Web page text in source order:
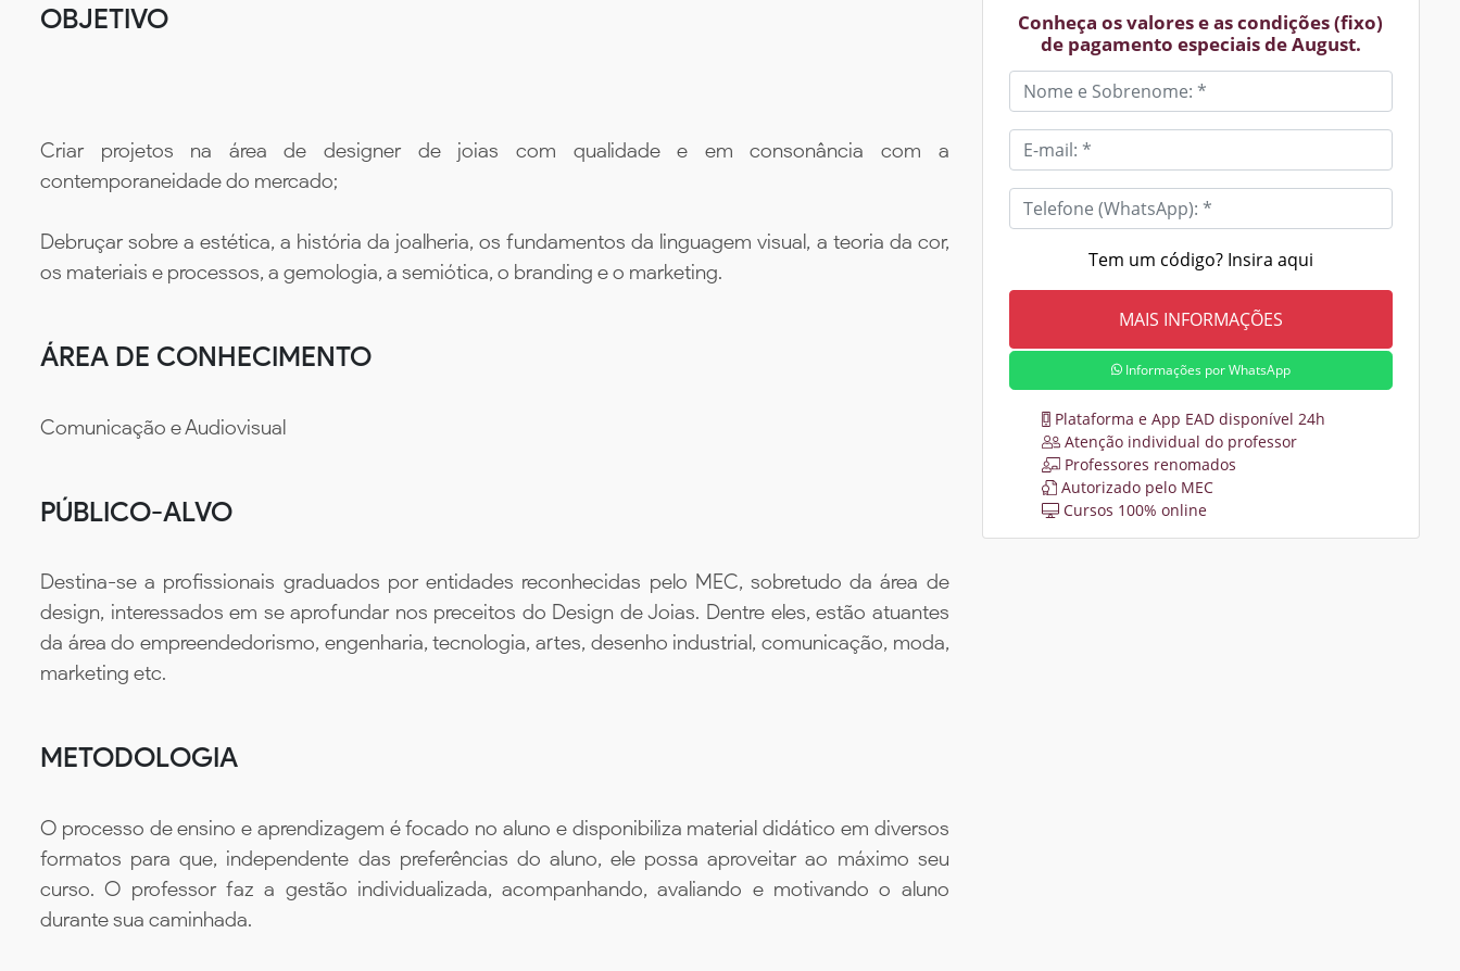
OBJETIVO
Criar projetos na área de designer de joias com qualidade e em consonância com a
contemporaneidade do mercado;
Debruçar sobre a estética, a história da joalheria, os fundamentos da linguagem visual, a teoria da cor,
os materiais e processos, a gemologia, a semiótica, o branding e o marketing.
ÁREA DE CONHECIMENTO
Comunicação e Audiovisual
PÚBLICO-ALVO
Destina-se a profissionais graduados por entidades reconhecidas pelo MEC, sobretudo da área de
design, interessados em se aprofundar nos preceitos do Design de Joias. Dentre eles, estão atuantes
da área do empreendedorismo, engenharia, tecnologia, artes, desenho industrial, comunicação, moda,
marketing etc.
METODOLOGIA
O processo de ensino e aprendizagem é focado no aluno e disponibiliza material didático em diversos
formatos para que, independente das preferências do aluno, ele possa aproveitar ao máximo seu
curso. O professor faz a gestão individualizada, acompanhando, avaliando e motivando o aluno
durante sua caminhada.
Conheça os valores e as condições (fixo)
de pagamento especiais de August.
Tem um código? Insira aqui
Informações por WhatsApp
Plataforma e App EAD disponível 24h
Atenção individual do professor
Professores renomados
Autorizado pelo MEC
Cursos 100% online